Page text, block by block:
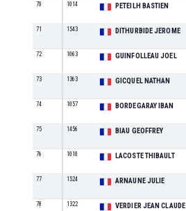
70 1014 PETEILH BASTIEN
71 1543 DITHURBIDE JEROME
72 1063 GUINFOLLEAU JOEL
73 1363 GICQUEL NATHAN
74 1057 BORDEGARAY IBAN
75 1456 BIAU GEOFFREY
76 1010 LACOSTE THIBAULT
77 1524 ARNAUNE JULIE
78 1322 VERDIER JEAN CLAUDE